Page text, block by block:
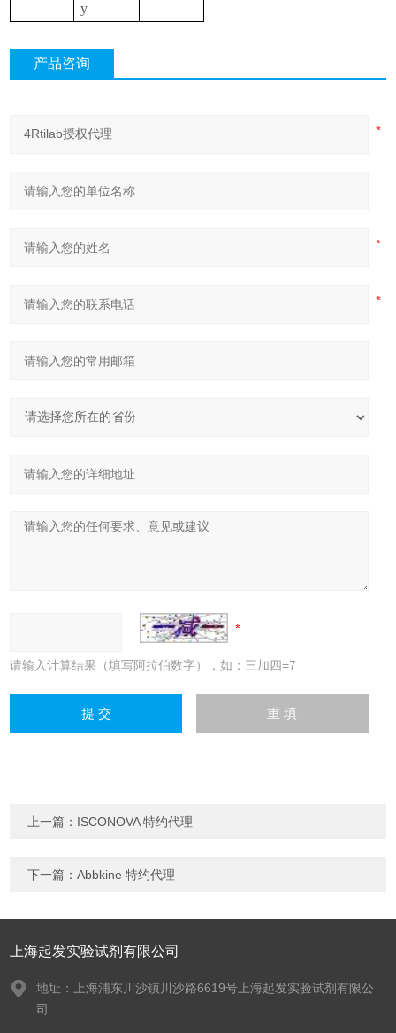
y
产品咨询
请输入计算结果（填写阿拉伯数字），如：三加四=7
上一篇： ISCONOVA 特约代理
下一篇：Abbkine 特约代理
上海起发实验试剂有限公司
地址：上海浦东川沙镇川沙路6619号上海起发实验试剂有限公
司